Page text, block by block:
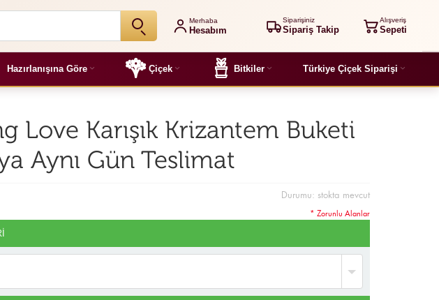
Merhaba
Hesabım
Siparişiniz
Sipariş Takip
Alışveriş
Sepeti
Hazırlanışına Göre Çiçek Bitkiler Türkiye Çiçek Siparişi
Love Karışık Krizantem Buketi
Aynı Gün Teslimat
Durumu: stokta mevcut
* Zorunlu Alanlar